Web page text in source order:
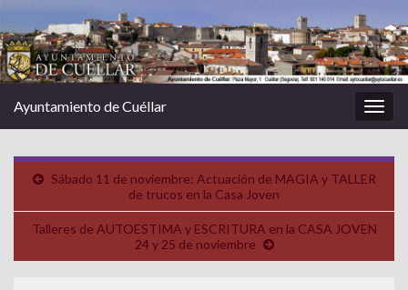
la
Ayuntamiento de Cuéllar
Sábado 11 de noviembre: Actuación de MAGIA y TALLER
de trucos en la Casa Joven
Talleres de AUTOESTIMA y ESCRITURA en la CASA JOVEN
24 y 25 de noviembre